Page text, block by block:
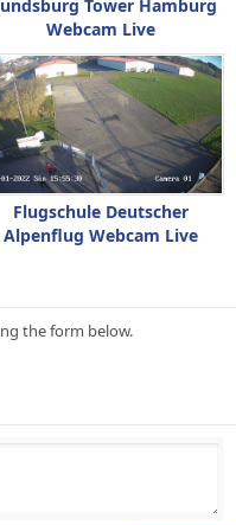
Tower Hamburg
Webcam Live
Flugschule Deutscher
Alpenflug Webcam Live
the form below.